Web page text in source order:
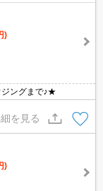
)
ジングまで♪★
を見る
)